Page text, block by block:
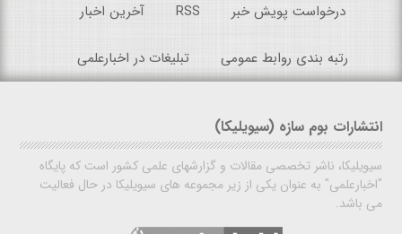
درخواست پویش خبر RSS آخرین اخبار
رتبه بندی روابط عمومی تبلیغات در اخبارعلمی
انتشارات بوم سازه (سیویلیکا)
سیویلیکا، ناشر تخصصی مقالات و گزارشهای علمی کشور است که پایگاه
"اخبارعلمی" به عنوان یکی از زیر مجموعه های سیویلیکا در حال فعالیت
می باشد.